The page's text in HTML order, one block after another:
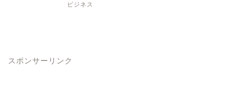
ビジネス
スポンサーリンク